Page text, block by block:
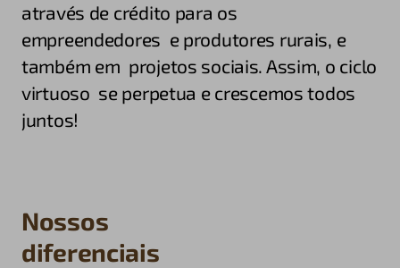
através de crédito para os
empreendedores e produtores rurais, e
também em projetos sociais. Assim, o ciclo
virtuoso se perpetua e crescemos todos
juntos!
Nossos
diferenciais